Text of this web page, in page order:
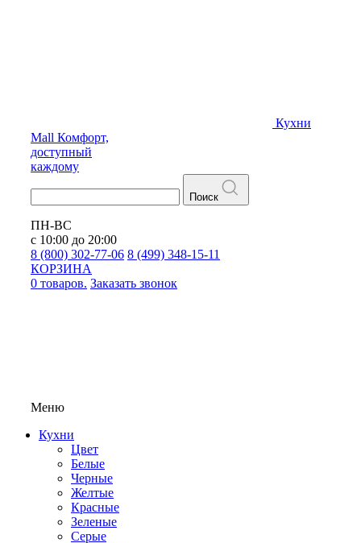
Кухни
Mall Комфорт,
доступный
каждому
Поиск
ПН-ВС
с 10:00 до 20:00
8 (800) 302-77-06 8 (499) 348-15-11
КОРЗИНА
0 товаров. Заказать звонок
Меню
Кухни
Цвет
Белые
Черные
Желтые
Красные
Зеленые
Серые